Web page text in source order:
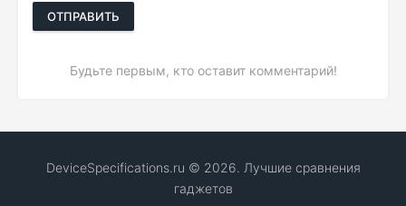
ОТПРАВИТЬ
Будьте первым, кто оставит комментарий!
DeviceSpecifications.ru © 2026. Лучшие сравнения
гаджетов